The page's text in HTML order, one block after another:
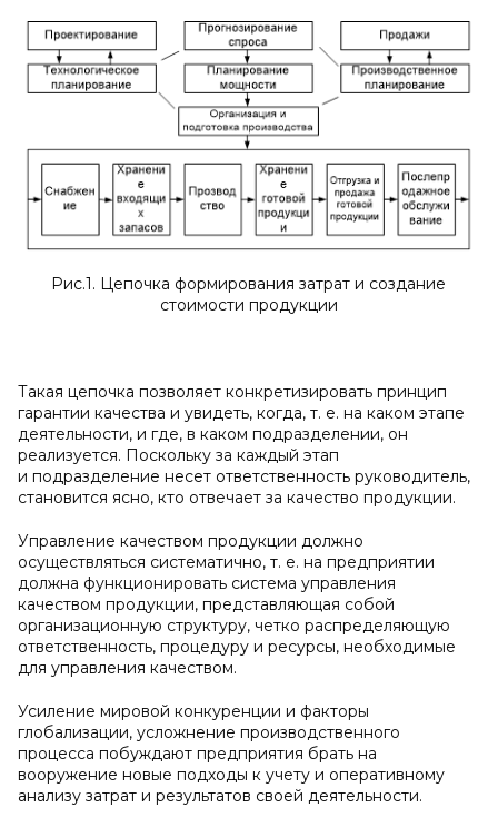
Рис.1. Цепочка формирования затрат и создание
стоимости продукции
Такая цепочка позволяет конкретизировать принцип
гарантии качества и увидеть, когда, т. е. на каком этапе
деятельности, и где, в каком подразделении, он
реализуется. Поскольку за каждый этап
и подразделение несет ответственность руководитель,
становится ясно, кто отвечает за качество продукции.
Управление качеством продукции должно
осуществляться систематично, т. е. на предприятии
должна функционировать система управления
качеством продукции, представляющая собой
организационную структуру, четко распределяющую
ответственность, процедуру и ресурсы, необходимые
для управления качеством.
Усиление мировой конкуренции и факторы
глобализации, усложнение производственного
процесса побуждают предприятия брать на
вооружение новые подходы к учету и оперативному
анализу затрат и результатов своей деятельности.